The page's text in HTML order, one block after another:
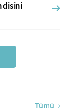
Tümü